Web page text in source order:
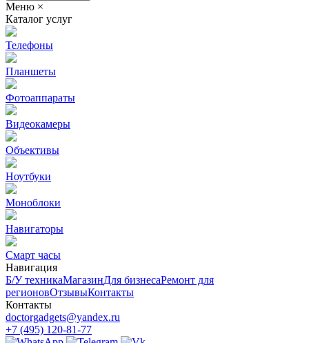
Меню ×
Каталог услуг
Телефоны
Планшеты
Фотоаппараты
Видеокамеры
Объективы
Ноутбуки
Моноблоки
Навигаторы
Смарт часы
Навигация
Б/У техникaМагазинДля бизнесаРемонт для
регионовОтзывыКонтакты
Контакты
doctorgadgets@yandex.ru
+7 (495) 120-81-77